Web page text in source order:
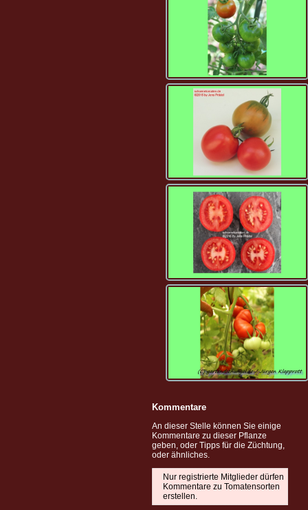
Kommentare
An dieser Stelle können Sie einige
Kommentare zu dieser Pflanze
geben, oder Tipps für die Züchtung,
oder ähnliches.
Nur registrierte Mitglieder dürfen
Kommentare zu Tomatensorten
erstellen.